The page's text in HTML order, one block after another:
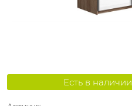
Есть в наличии